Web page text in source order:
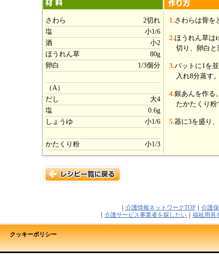
さわら
2切れ
塩
小1/6
酒
小2
ほうれん草
80g
卵白
1/3個分
（A）
だし
大4
塩
0.6g
しょうゆ
小1/6
かたくり粉 小1/3
1.さわらは骨を
2.ほうれん草は
切り、卵白
3.バットに1を
入れ8分蒸す
4.銀あんを作る
たかたくり
5.器に3を盛り
介護情報ネットワークTOP｜ 介護
介護サービス事業者を探したい 福祉用具
クッキーポリシー